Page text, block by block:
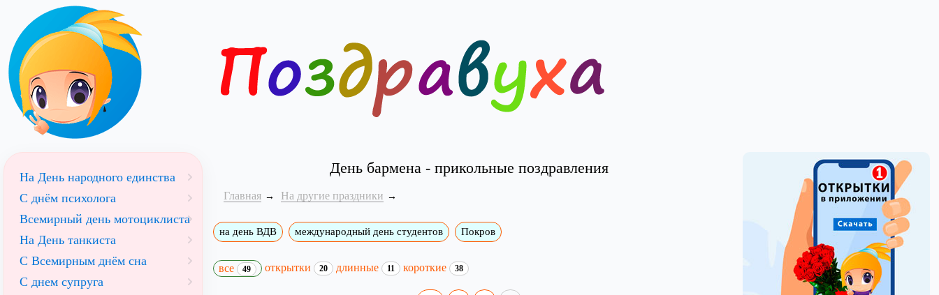
День бармена - прикольные поздравления
Главная На другие праздники
на день ВДВ международный день студентов Покров
все 49 открытки 20 длинные 11 короткие 38
На День народного единства
С днём психолога
Всемирный день мотоциклиста
На День танкиста
С Всемирным днём сна
С днем супруга